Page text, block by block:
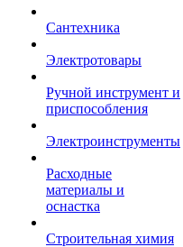
Сантехника
Электротовары
Ручной инструмент и
приспособления
Электроинструменты
Расходные
материалы и
оснастка
Строительная химия